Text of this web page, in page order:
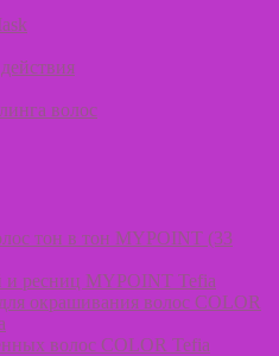
волос
тон в тон MYPOINT (33
и ресниц MYPOINT Tefia
окрашивания волос COLOR
волос COLOR Tefia